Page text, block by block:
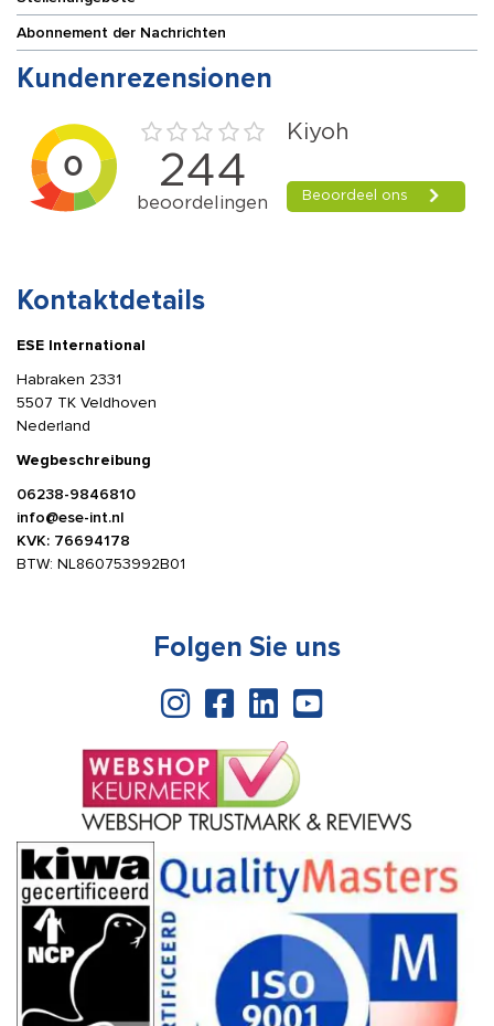
Abonnement der Nachrichten
Kundenrezensionen
Kontaktdetails
ESE International
Habraken 2331
5507 TK Veldhoven
Nederland
Wegbeschreibung
06238-9846810
info@ese-int.nl
KVK: 76694178
BTW: NL860753992B01
Folgen Sie uns